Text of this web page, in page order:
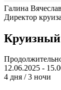
Галина
Директор круиза
12.06.2025 -
4 дня / 3 ночи